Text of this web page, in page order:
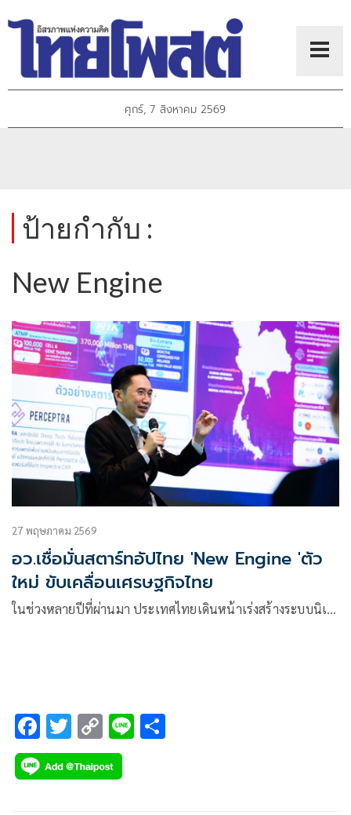
ศุกร์, 7 สิงหาคม 2569
ป้ายกำกับ :
New Engine
27 พฤษภาคม 2569
อว.เชื่อมั่นสตาร์ทอัปไทย 'New Engine 'ตัว
ใหม่ ขับเคลื่อนเศรษฐกิจไทย
ในช่วงหลายปีที่ผ่านมา ประเทศไทยเดินหน้าเร่งสร้างระบบนิเ…
F
ac
e
T
wi
tt
C
o
p
Li